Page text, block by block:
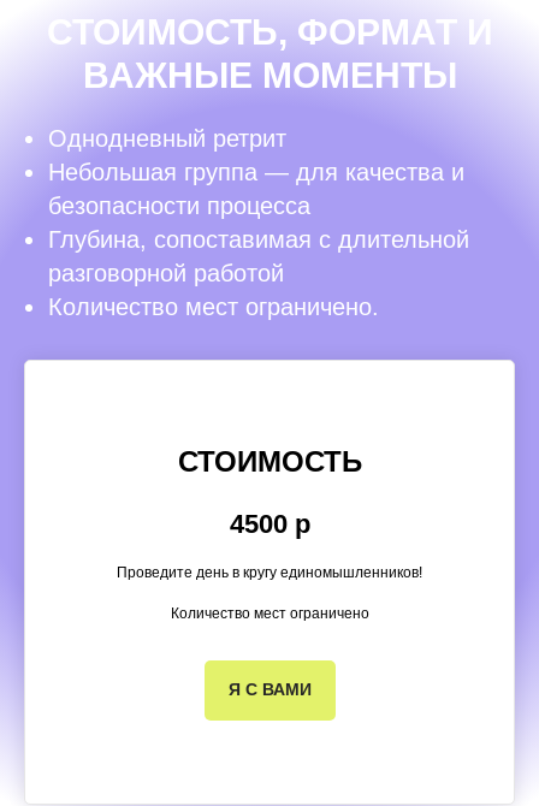
СТОИМОСТЬ, ФОРМАТ И
ВАЖНЫЕ МОМЕНТЫ
Однодневный ретрит
Небольшая группа — для качества и
безопасности процесса
Глубина, сопоставимая с длительной
разговорной работой
Количество мест ограничено.
СТОИМОСТЬ
4500 р
Проведите день в кругу единомышленников!
Количество мест ограничено
Я С ВАМИ